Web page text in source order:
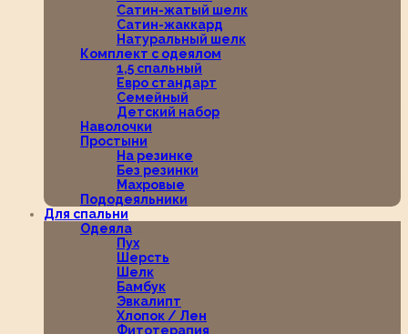
Сатин-жатый шелк
Сатин-жаккард
Натуральный шелк
Комплект с одеялом
1,5 спальный
Евро стандарт
Семейный
Детский набор
Наволочки
Простыни
На резинке
Без резинки
Махровые
Пододеяльники
Для спальни
Одеяла
Пух
Шерсть
Шелк
Бамбук
Эвкалипт
Хлопок / Лен
Фитотерапия